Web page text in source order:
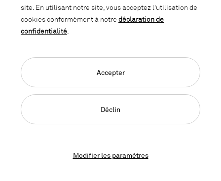
Giroflex - 68
site. En utilisant notre site, vous acceptez l'utilisation de
cookies conformément à notre déclaration de
confidentialité
Modifier les paramètres
Déclin
Accepter